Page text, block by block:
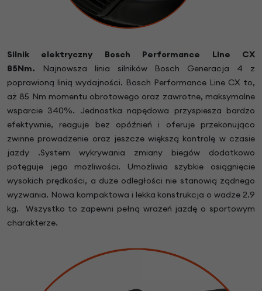
Silnik elektryczny Bosch Performance Line CX
85Nm.
Najnowsza linia silników Bosch Generacja 4 z
poprawioną linią wydajności. Bosch Performance Line CX to,
aż 85 Nm momentu obrotowego oraz zawrotne, maksymalne
wsparcie 340%. Jednostka napędowa przyspiesza bardzo
efektywnie, reaguje bez opóźnień i oferuje przekonująco
zwinne prowadzenie oraz jeszcze większą kontrolę w czasie
jazdy .System wykrywania zmiany biegów dodatkowo
potęguje jego możliwości. Umożliwia szybkie osiągnięcie
wysokich prędkości, a duże odległości nie stanowią żądnego
wyzwania. Nowa kompaktowa i lekka konstrukcja o wadze 2.9
kg. Wszystko to zapewni pełną wrażeń jazdę o sportowym
charakterze.